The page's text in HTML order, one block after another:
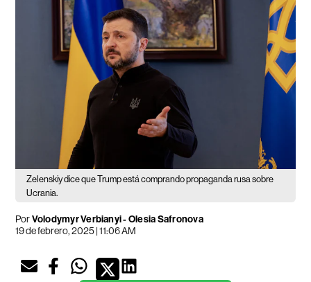
Zelenskiy dice que Trump está comprando propaganda rusa sobre
Ucrania.
PorVolodymyr Verbianyi - Olesia Safronova
19 de febrero, 2025 | 11:06 AM